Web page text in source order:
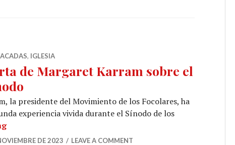
, IGLESIA
de Margaret Karram sobre el
la presidente del Movimiento de los Focolares, ha
experiencia vivida durante el Sínodo de los
Carta de Margaret Karram sobre el Sínodo
DE 2023 LEAVE A COMMENT